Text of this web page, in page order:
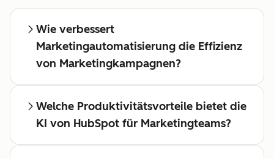
Wie verbessert
Marketingautomatisierung die Effizienz
von Marketingkampagnen?
Welche Produktivitätsvorteile bietet die
KI von HubSpot für Marketingteams?